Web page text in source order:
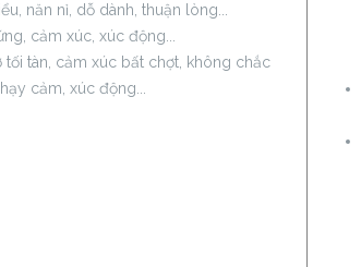
năn nỉ, dỗ dành, thuận lòng...
cảm xúc, xúc động...
tối tàn, cảm xúc bất chợt, không chắc
cảm, xúc động...